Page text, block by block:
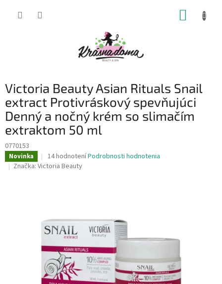
Victoria Beauty Asian Rituals Snail
extract Protivráskový spevňujúci
Denný a nočný krém so slimačím
extraktom 50 ml
0770153
Novinka
Priemerné
hodnotenie
hviezdičiek.
14 hodnoteníPodrobnosti hodnotenia
Značka: Victoria Beauty